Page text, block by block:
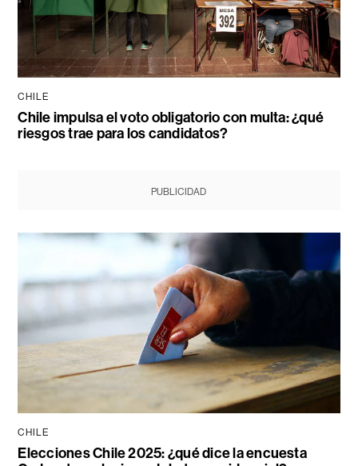
CHILE
Chile impulsa el voto obligatorio con multa: ¿qué
riesgos trae para los candidatos?
PUBLICIDAD
CHILE
Elecciones Chile 2025: ¿qué dice la encuesta